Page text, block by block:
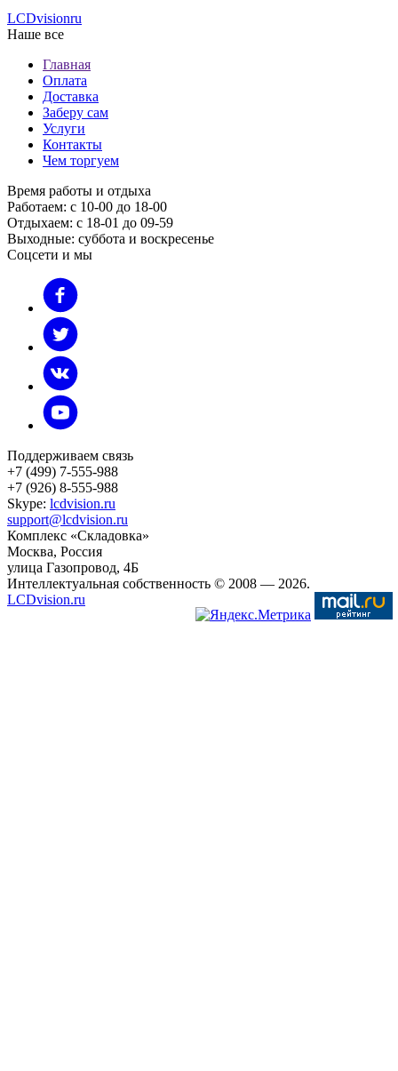
LCDvisionru
Наше все
Главная
Оплата
Доставка
Заберу сам
Услуги
Контакты
Чем торгуем
Время работы и отдыха
Работаем: с 10-00 до 18-00
Отдыхаем: с 18-01 до 09-59
Выходные: суббота и воскресенье
Соцсети и мы
Поддерживаем связь
+7 (499) 7-555-988
+7 (926) 8-555-988
Skype: lcdvision.ru
support@lcdvision.ru
Комплекс «Складовка»
Москва, Россия
улица Газопровод, 4Б
Интеллектуальная собственность © 2008 — 2026.
LCDvision.ru